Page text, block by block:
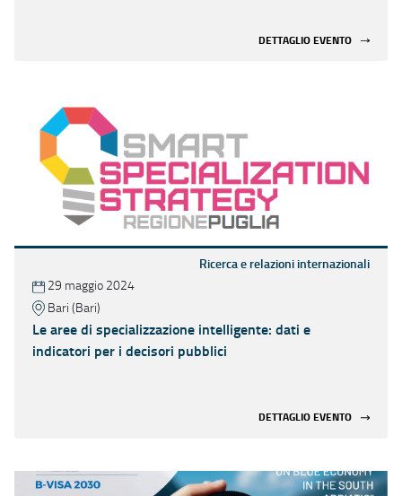
DETTAGLIO EVENTO
Ricerca e relazioni internazionali
29 maggio 2024
Bari (Bari)
Le aree di specializzazione intelligente: dati e
indicatori per i decisori pubblici
DETTAGLIO EVENTO